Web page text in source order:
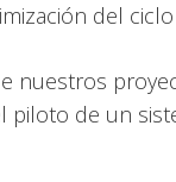
del
nuestros
piloto de un